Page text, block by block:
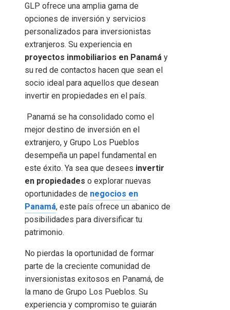
GLP ofrece una amplia gama de
opciones de inversión y servicios
personalizados para inversionistas
extranjeros. Su experiencia en
proyectos inmobiliarios en Panamá y
su red de contactos hacen que sean el
socio ideal para aquellos que desean
invertir en propiedades en el país.
Panamá se ha consolidado como el
mejor destino de inversión en el
extranjero, y Grupo Los Pueblos
desempeña un papel fundamental en
este éxito. Ya sea que desees invertir
en propiedades o explorar nuevas
oportunidades de negocios en
Panamá, este país ofrece un abanico de
posibilidades para diversificar tu
patrimonio.
No pierdas la oportunidad de formar
parte de la creciente comunidad de
inversionistas exitosos en Panamá, de
la mano de Grupo Los Pueblos. Su
experiencia y compromiso te guiarán